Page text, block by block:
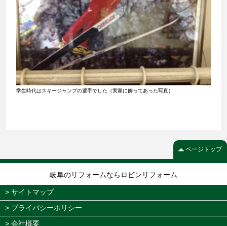
学生時代はスキージャンプの選手でした（実家に飾ってあった写真）
ページトップ
岐阜のリフォームならロビンリフォーム
> サイトマップ
> プライバシーポリシー
> 会社概要